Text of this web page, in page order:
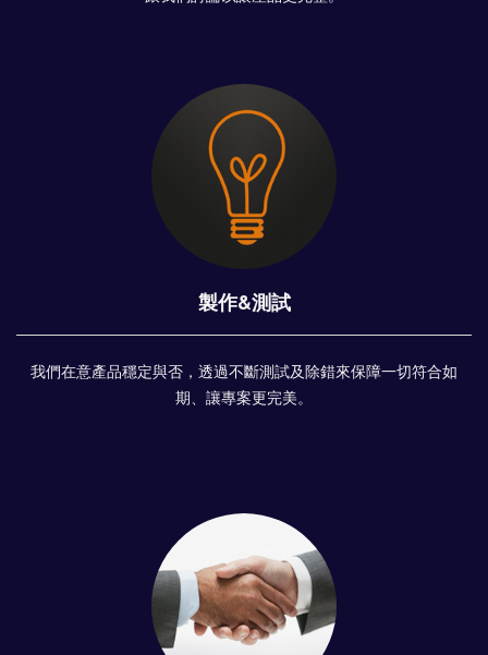
製作&測試
我們在意產品穩定與否，透過不斷測試及除錯來保障一切符合如
期、讓專案更完美。